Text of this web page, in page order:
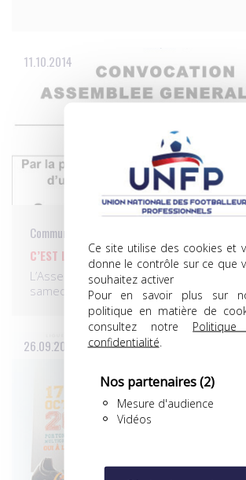
Ce site utilise des cookies et
donne le contrôle sur ce que
souhaitez activer
Pour en savoir plus sur
politique en matière de
consultez notre
confidentialité
Nos partenaires(2)
Mesure d'audience
Vidéos
11.10.2014
Communiqués
C’EST LE JOUR DE L’AG…
L’Assemblée générale élective de
samedi…
26.09.2014